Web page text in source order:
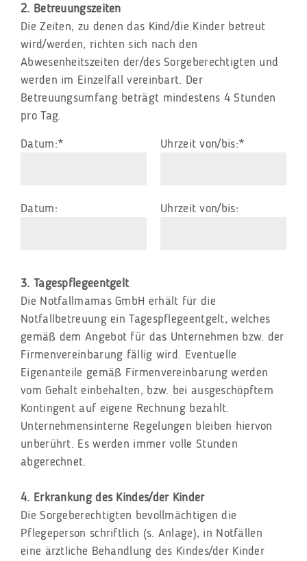
2. Betreuungszeiten
Die Zeiten, zu denen das Kind/die Kinder betreut
wird/werden, richten sich nach den
Abwesenheitszeiten der/des Sorgeberechtigten und
werden im Einzelfall vereinbart. Der
Betreuungsumfang beträgt mindestens 4 Stunden
pro Tag.
Pflichtfeld
Datum:* Pflichtfeld
Uhrzeit von/bis:*
Datum: Uhrzeit von/bis:
3. Tagespflegeentgelt
Die Notfallmamas GmbH erhält für die
Notfallbetreuung ein Tagespflegeentgelt, welches
gemäß dem Angebot für das Unternehmen bzw. der
Firmenvereinbarung fällig wird. Eventuelle
Eigenanteile gemäß Firmenvereinbarung werden
vom Gehalt einbehalten, bzw. bei ausgeschöpftem
Kontingent auf eigene Rechnung bezahlt.
Unternehmensinterne Regelungen bleiben hiervon
unberührt. Es werden immer volle Stunden
abgerechnet.
4. Erkrankung des Kindes/der Kinder
Die Sorgeberechtigten bevollmächtigen die
Pflegeperson schriftlich (s. Anlage), in Notfällen
eine ärztliche Behandlung des Kindes/der Kinder